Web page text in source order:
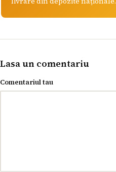
Lasa un comentariu
Comentariul tau